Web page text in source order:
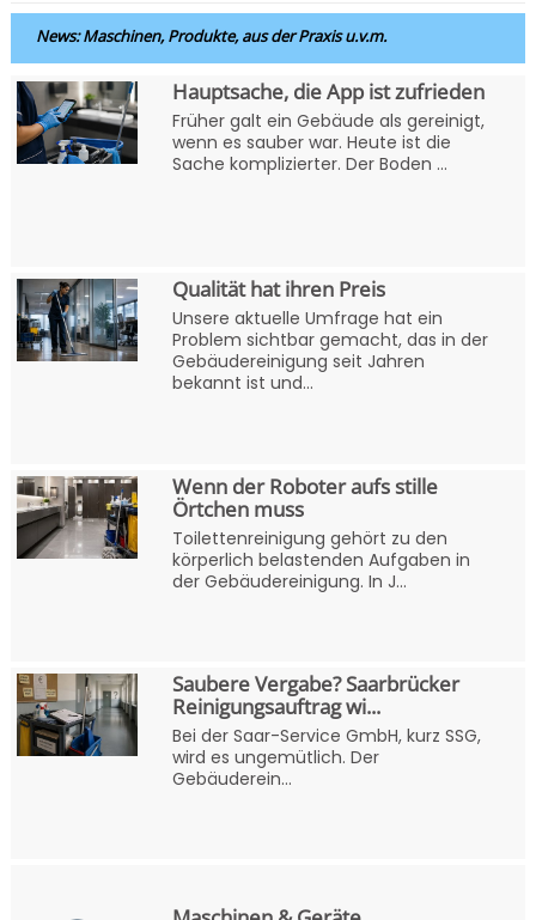
News: Maschinen, Produkte, aus der Praxis u.v.m.
Hauptsache, die App ist zufrieden
Früher galt ein Gebäude als gereinigt,
wenn es sauber war. Heute ist die
Sache komplizierter. Der Boden ...
Qualität hat ihren Preis
Unsere aktuelle Umfrage hat ein
Problem sichtbar gemacht, das in der
Gebäudereinigung seit Jahren
bekannt ist und...
Wenn der Roboter aufs stille
Örtchen muss
Toilettenreinigung gehört zu den
körperlich belastenden Aufgaben in
der Gebäudereinigung. In J...
Saubere Vergabe? Saarbrücker
Reinigungsauftrag wi...
Bei der Saar-Service GmbH, kurz SSG,
wird es ungemütlich. Der
Gebäuderein...